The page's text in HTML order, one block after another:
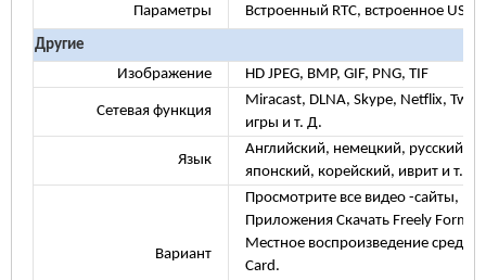
Параметры
Встроенный RTC, встроенное USB -
Другие
Изображение
HD JPEG, BMP, GIF, PNG, TIF
Сетевая функция
Miracast, DLNA, Skype, Netflix,
игры и т. Д.
Язык
Английский, немецкий, русский,
японский, корейский, иврит и т. Д.
Вариант
Просмотрите все видео -сайты,
Приложения Скачать Freely Form
Местное воспроизведение
Card.